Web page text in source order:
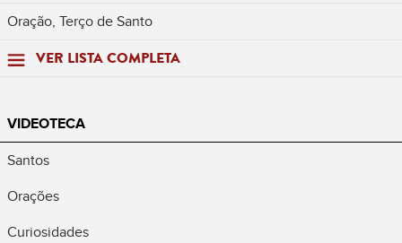
Oração, Terço de Santo
VER LISTA COMPLETA
VIDEOTECA
Santos
Orações
Curiosidades